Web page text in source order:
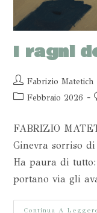
I ragni
Fabrizio Matetich
Febbraio 2026
FABRIZIO
Ginevra sorriso
Ha paura di
portano via gli
Continua A